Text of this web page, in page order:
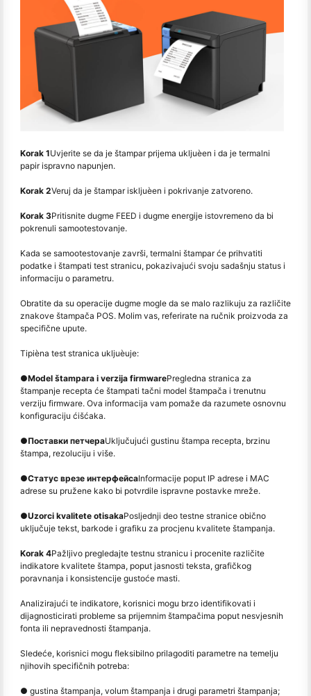
Korak 1Uvjerite se da je štampar prijema ukljuèen i da je termalni
papir ispravno napunjen.
Korak 2Veruj da je štampar iskljuèen i pokrivanje zatvoreno.
Korak 3Pritisnite dugme FEED i dugme energije istovremeno da bi
pokrenuli samootestovanje.
Kada se samootestovanje završi, termalni štampar će prihvatiti
podatke i štampati test stranicu, pokazivajući svoju sadašnju status i
informaciju o parametru.
Obratite da su operacije dugme mogle da se malo razlikuju za različite
znakove štampača POS. Molim vas, referirate na ručnik proizvoda za
specifične upute.
Tipièna test stranica ukljuèuje:
●Model štampara i verzija firmwarePregledna stranica za
štampanje recepta će štampati tačni model štampača i trenutnu
verziju firmware. Ova informacija vam pomaže da razumete osnovnu
konfiguraciju ćišćaka.
●Поставки петчераUključujući gustinu štampa recepta, brzinu
štampa, rezoluciju i više.
●Статус врезе интерфейсаInformacije poput IP adrese i MAC
adrese su pružene kako bi potvrdile ispravne postavke mreže.
●Uzorci kvalitete otisakaPosljednji deo testne stranice obično
uključuje tekst, barkode i grafiku za procjenu kvalitete štampanja.
Korak 4Pažljivo pregledajte testnu stranicu i procenite različite
indikatore kvalitete štampa, poput jasnosti teksta, grafičkog
poravnanja i konsistencije gustoće masti.
Analizirajući te indikatore, korisnici mogu brzo identifikovati i
dijagnosticirati probleme sa prijemnim štampačima poput nesvjesnih
fonta ili nepravednosti štampanja.
Sledeće, korisnici mogu fleksibilno prilagoditi parametre na temelju
njihovih specifičnih potreba:
● gustina štampanja, volum štampanja i drugi parametri štampanja;